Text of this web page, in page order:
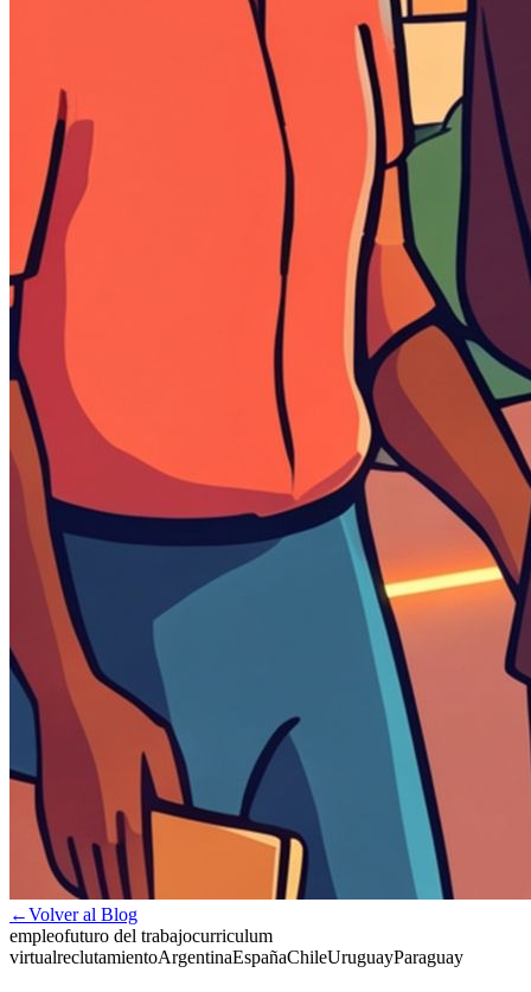
←Volver al Blog
empleofuturo del trabajocurriculum
virtualreclutamientoArgentinaEspañaChileUruguayParaguay